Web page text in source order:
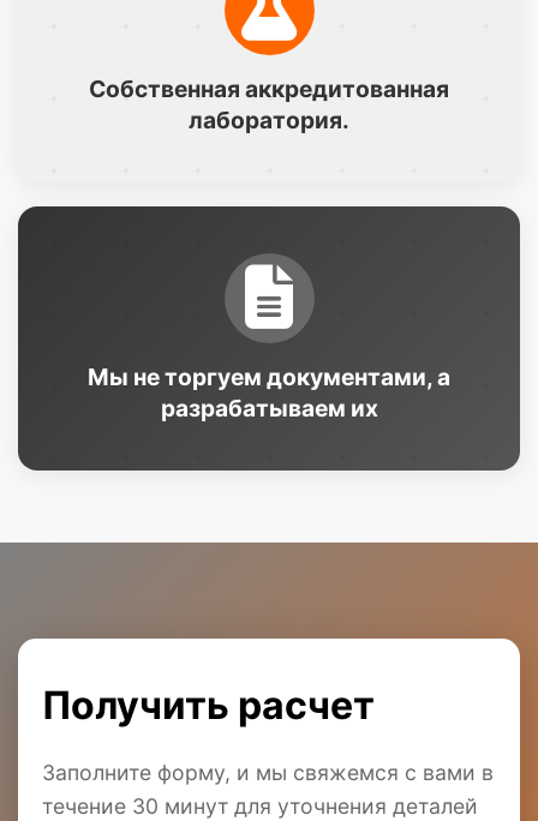
Собственная аккредитованная
лаборатория.
Мы не торгуем документами, а
разрабатываем их
Получить расчет
Заполните форму, и мы свяжемся с вами в
течение 30 минут для уточнения деталей